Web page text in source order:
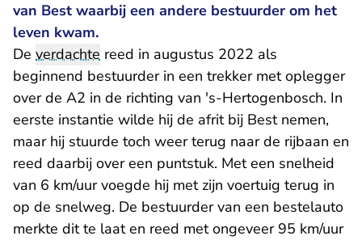
van Best waarbij een andere bestuurder om het
leven kwam.
De verdachte reed in augustus 2022 als
beginnend bestuurder in een trekker met oplegger
over de A2 in de richting van 's-Hertogenbosch. In
eerste instantie wilde hij de afrit bij Best nemen,
maar hij stuurde toch weer terug naar de rijbaan en
reed daarbij over een puntstuk. Met een snelheid
van 6 km/uur voegde hij met zijn voertuig terug in
op de snelweg. De bestuurder van een bestelauto
merkte dit te laat en reed met ongeveer 95 km/uur